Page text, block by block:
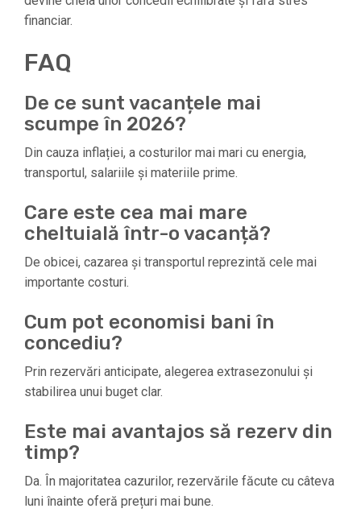
financiar.
FAQ
De ce sunt vacanțele mai
scumpe în 2026?
Din cauza inflației, a costurilor mai mari cu energia,
transportul, salariile și materiile prime.
Care este cea mai mare
cheltuială într-o vacanță?
De obicei, cazarea și transportul reprezintă cele mai
importante costuri.
Cum pot economisi bani în
concediu?
Prin rezervări anticipate, alegerea extrasezonului și
stabilirea unui buget clar.
Este mai avantajos să rezerv din
timp?
Da. În majoritatea cazurilor, rezervările făcute cu câteva
luni înainte oferă prețuri mai bune.